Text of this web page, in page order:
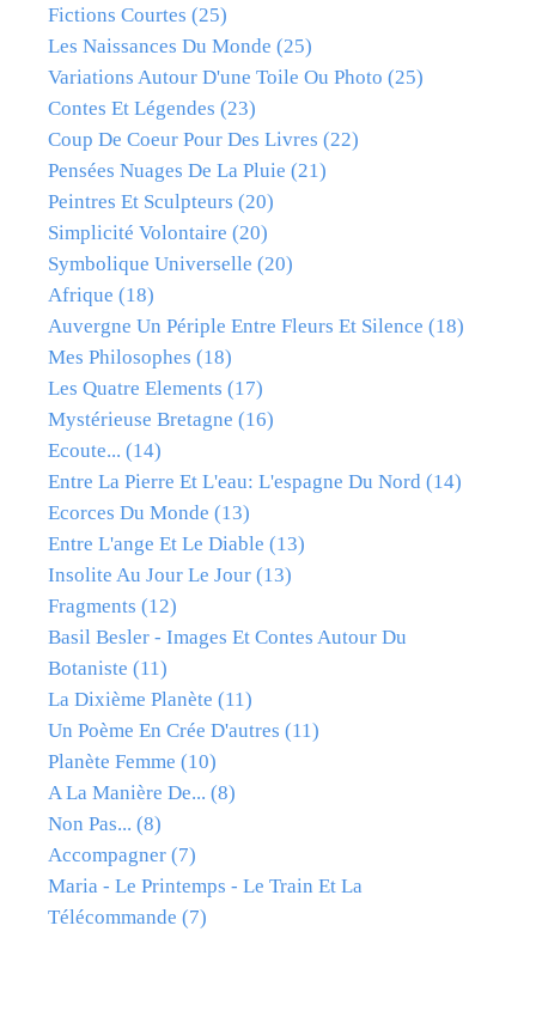
Fictions Courtes (25)
Les Naissances Du Monde (25)
Variations Autour D'une Toile Ou Photo (25)
Contes Et Légendes (23)
Coup De Coeur Pour Des Livres (22)
Pensées Nuages De La Pluie (21)
Peintres Et Sculpteurs (20)
Simplicité Volontaire (20)
Symbolique Universelle (20)
Afrique (18)
Auvergne Un Périple Entre Fleurs Et Silence (18)
Mes Philosophes (18)
Les Quatre Elements (17)
Mystérieuse Bretagne (16)
Ecoute... (14)
Entre La Pierre Et L'eau: L'espagne Du Nord (14)
Ecorces Du Monde (13)
Entre L'ange Et Le Diable (13)
Insolite Au Jour Le Jour (13)
Fragments (12)
Basil Besler - Images Et Contes Autour Du
Botaniste (11)
La Dixième Planète (11)
Un Poème En Crée D'autres (11)
Planète Femme (10)
A La Manière De... (8)
Non Pas... (8)
Accompagner (7)
Maria - Le Printemps - Le Train Et La
Télécommande (7)